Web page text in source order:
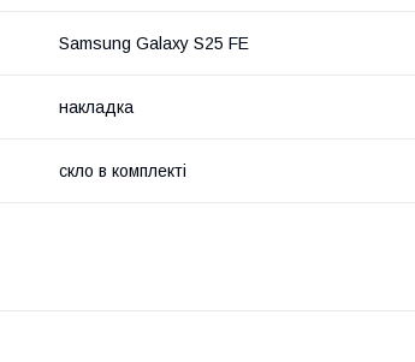
Samsung Galaxy S25 FE
накладка
скло в комплекті